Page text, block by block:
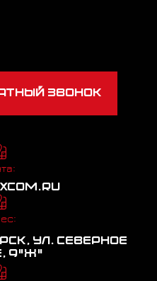
ЗВОНОК
УЛ. СЕВЕРНОЕ
9"Ж"